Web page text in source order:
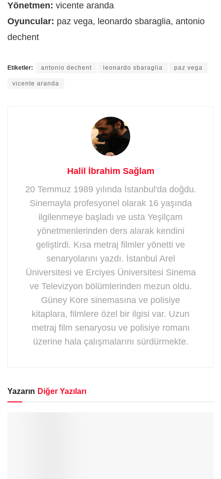
Yönetmen: vicente aranda
Oyuncular: paz vega, leonardo sbaraglia, antonio
dechent
Etiketler: antonio dechent leonardo sbaraglia paz vega
vicente aranda
Halil İbrahim Sağlam
20 Temmuz 1989 yılında İstanbul'da doğdu.
Sinemayla profesyonel olarak 16 yaşında
ilgilenmeye başladı ve usta Yeşilçam
yönetmenlerinden ders alarak kendini
geliştirdi. Kısa metraj filmler yönetti ve
senaryolarını yazdı. İstanbul Arel
Üniversitesi ve Erciyes Üniversitesi Sinema
ve Televizyon bölümlerinden mezun oldu.
Güney Kore sinemasına ve polisiye
kitaplara, filmlere özel bir ilgisi var. Uzun
metraj film senaryosu ve polisiye romanı
üzerine hala çalışmalarını sürdürmekte.
Yazarın Diğer Yazıları